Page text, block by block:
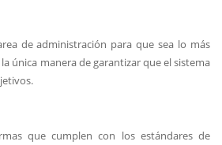
de administración para que sea lo más
única manera de garantizar que el sistema
que cumplen con los estándares de